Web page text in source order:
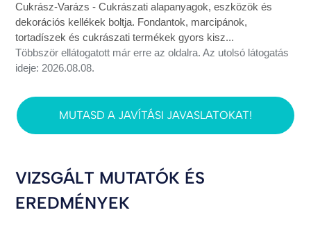
Cukrász‑Varázs - Cukrászati alapanyagok, eszközök és
dekorációs kellékek boltja. Fondantok, marcipánok,
tortadíszek és cukrászati termékek gyors kisz...
Többször ellátogatott már erre az oldalra. Az utolsó látogatás
ideje: 2026.08.08.
MUTASD A JAVÍTÁSI JAVASLATOKAT!
VIZSGÁLT MUTATÓK ÉS
EREDMÉNYEK